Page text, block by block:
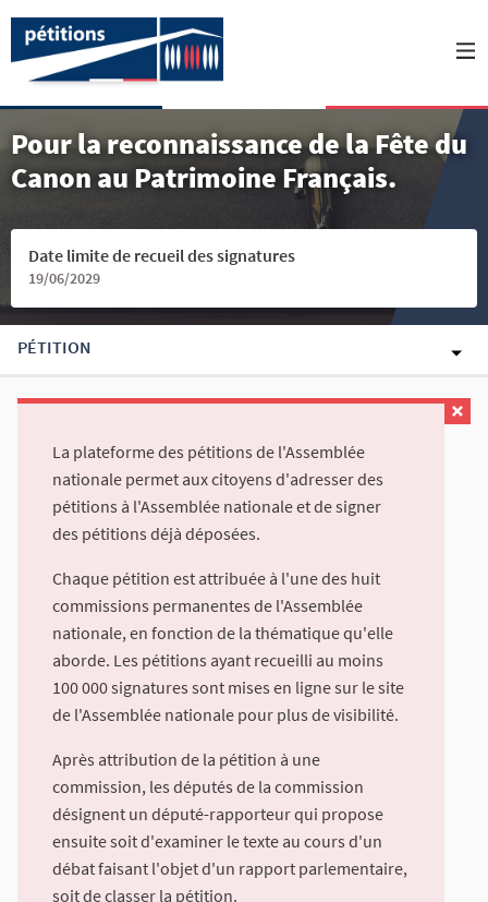
Pour la reconnaissance de la Fête du
Canon au Patrimoine Français.
Date limite de recueil des signatures
19/06/2029
PÉTITION
La plateforme des pétitions de l'Assemblée
nationale permet aux citoyens d'adresser des
pétitions à l'Assemblée nationale et de signer
des pétitions déjà déposées.
Chaque pétition est attribuée à l'une des huit
commissions permanentes de l'Assemblée
nationale, en fonction de la thématique qu'elle
aborde. Les pétitions ayant recueilli au moins
100 000 signatures sont mises en ligne sur le site
de l'Assemblée nationale pour plus de visibilité.
Après attribution de la pétition à une
commission, les députés de la commission
désignent un député-rapporteur qui propose
ensuite soit d'examiner le texte au cours d'un
débat faisant l'objet d'un rapport parlementaire,
soit de classer la pétition.